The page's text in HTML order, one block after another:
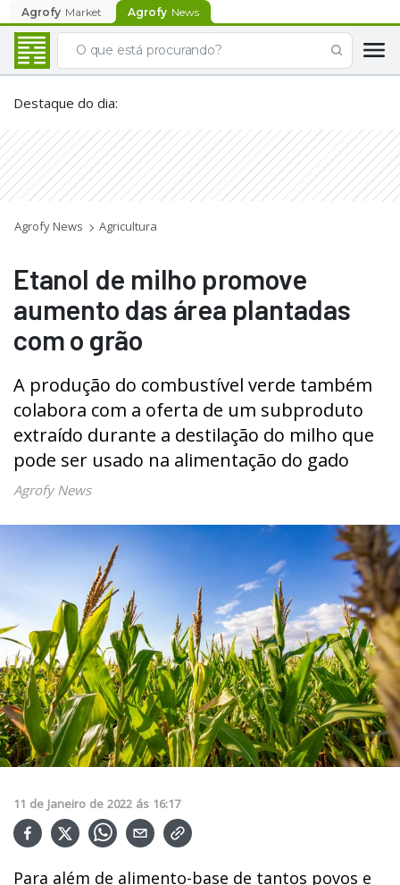
Agrofy Market Agrofy News
Destaque do dia:
Agrofy News Agricultura
Etanol de milho promove
aumento das área plantadas
com o grão
A produção do combustível verde também
colabora com a oferta de um subproduto
extraído durante a destilação do milho que
pode ser usado na alimentação do gado
Agrofy News
11 de Janeiro de 2022 ás 16:17
Para além de alimento-base de tantos povos e